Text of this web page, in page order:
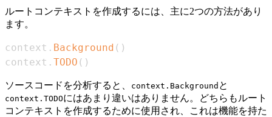
ルートコンテキストを作成するには、主に2つの方法があり
ます。
context . Background ( )
context . TODO ( )
ソースコードを分析すると、 context.Background と
context.TODOにはあまり違いはありません。どちらもルート
コンテキストを作成するために使用され、これは機能を持た